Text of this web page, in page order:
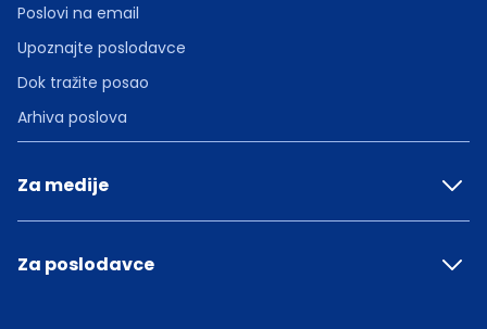
Poslovi na email
Upoznajte poslodavce
Dok tražite posao
Arhiva poslova
Za medije
Za poslodavce